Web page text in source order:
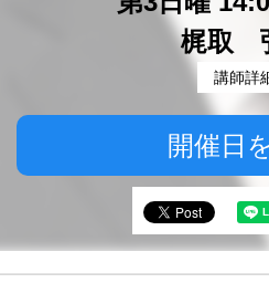
梶取
講師詳
開催日